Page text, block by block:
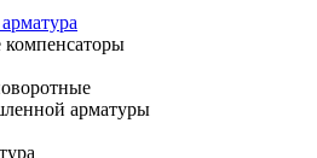
арматуры